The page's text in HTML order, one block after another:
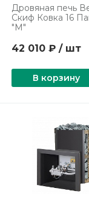
Дровяная печь
Скиф Ковка 16
"М"
42 010 ₽ / шт
В корзину